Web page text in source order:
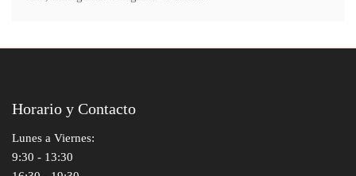
Horario y Contacto
Lunes a Viernes:
9:30 - 13:30